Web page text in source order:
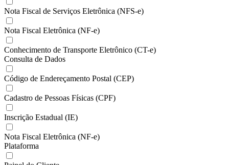
Nota Fiscal de Serviços Eletrônica (NFS-e)
Nota Fiscal Eletrônica (NF-e)
Conhecimento de Transporte Eletrônico (CT-e)
Consulta de Dados
Código de Endereçamento Postal (CEP)
Cadastro de Pessoas Físicas (CPF)
Inscrição Estadual (IE)
Nota Fiscal Eletrônica (NF-e)
Plataforma